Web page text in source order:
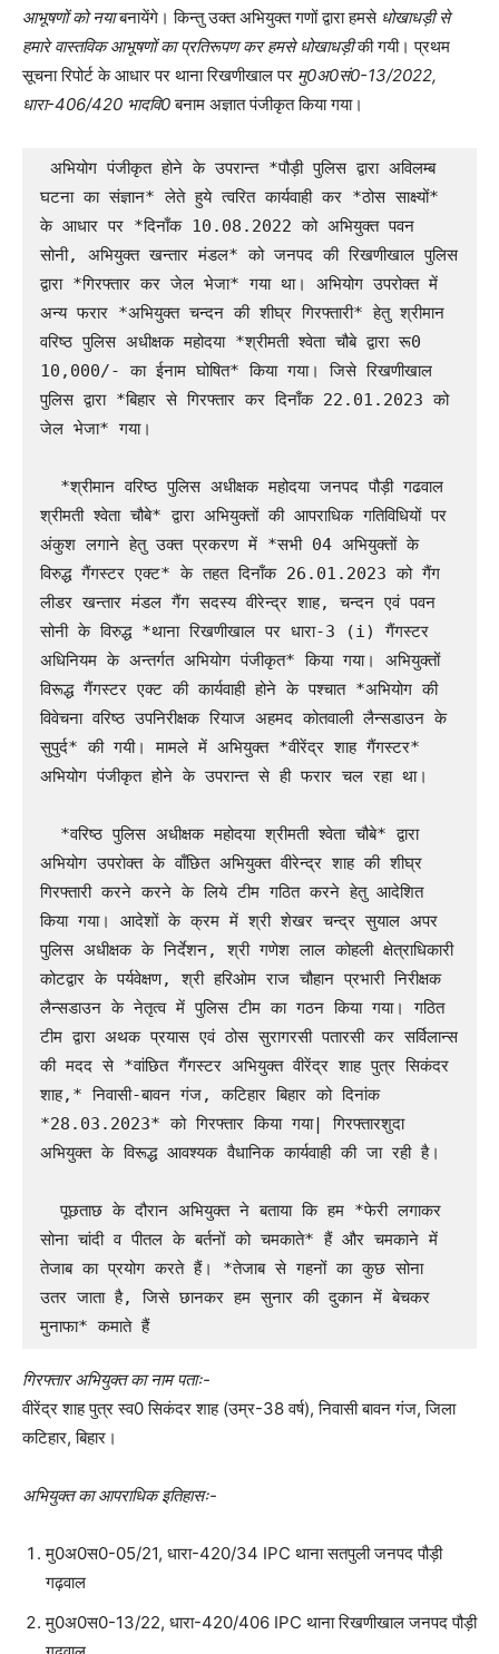
आभूषणों को नयाबनायेंगे। किन्तु उक्त अभियुक्त गणों द्वारा हमसे धोखाधड़ी से
हमारे वास्तविक आभूषणों का प्रतिरूपण कर हमसे धोखाधड़ीकी गयी। प्रथम
सूचना रिपोर्ट के आधार पर थाना रिखणीखाल पर मु0अ0सं0-13/2022,
धारा-406/420 भादवि0बनाम अज्ञात पंजीकृत किया गया।
घटना का संज्ञान* लेते हुये त्वरित कार्यवाही कर *ठोस साक्ष्यों*
के आधार पर *दिनाँक 10.08.2022 को अभियुक्त पवन
सोनी, अभियुक्त खन्तार मंडल* को जनपद की रिखणीखाल पुलिस
द्वारा *गिरफ्तार कर जेल भेजा* गया था। अभियोग उपरोक्त में
अन्य फरार *अभियुक्त चन्दन की शीघ्र गिरफ्तारी* हेतु श्रीमान
वरिष्ठ पुलिस अधीक्षक महोदया *श्रीमती श्वेता चौबे द्वारा रू0
10,000/- का ईनाम घोषित* किया गया। जिसे रिखणीखाल
पुलिस द्वारा *बिहार से गिरफ्तार कर दिनाँक 22.01.2023 को
जेल भेजा* गया।
श्रीमती श्वेता चौबे* द्वारा अभियुक्तों की आपराधिक गतिविधियों पर
अंकुश लगाने हेतु उक्त प्रकरण में *सभी 04 अभियुक्तों के
विरुद्ध गैंगस्टर एक्ट* के तहत दिनाँक 26.01.2023 को गैंग
लीडर खन्तार मंडल गैंग सदस्य वीरेन्द्र शाह, चन्दन एवं पवन
सोनी के विरुद्ध *थाना रिखणीखाल पर धारा-3 (i) गैंगस्टर
अधिनियम के अन्तर्गत अभियोग पंजीकृत* किया गया। अभियुक्तों
विरूद्ध गैंगस्टर एक्ट की कार्यवाही होने के पश्चात *अभियोग की
विवेचना वरिष्ठ उपनिरीक्षक रियाज अहमद कोतवाली लैन्सडाउन के
सुपुर्द* की गयी। मामले में अभियुक्त *वीरेंद्र शाह गैंगस्टर*
अभियोग पंजीकृत होने के उपरान्त से ही फरार चल रहा था।
अभियोग उपरोक्त के वाँछित अभियुक्त वीरेन्द्र शाह की शीघ्र
गिरफ्तारी करने करने के लिये टीम गठित करने हेतु आदेशित
किया गया। आदेशों के क्रम में श्री शेखर चन्द्र सुयाल अपर
पुलिस अधीक्षक के निर्देशन, श्री गणेश लाल कोहली क्षेत्राधिकारी
कोटद्वार के पर्यवेक्षण, श्री हरिओम राज चौहान प्रभारी निरीक्षक
लैन्सडाउन के नेतृत्व में पुलिस टीम का गठन किया गया। गठित
टीम द्वारा अथक प्रयास एवं ठोस सुरागरसी पतारसी कर सर्विलान्स
की मदद से *वांछित गैंगस्टर अभियुक्त वीरेंद्र शाह पुत्र सिकंदर
शाह,* निवासी-बावन गंज, कटिहार बिहार को दिनांक
*28.03.2023* को गिरफ्तार किया गया| गिरफ्तारशुदा
अभियुक्त के विरूद्ध आवश्यक वैधानिक कार्यवाही की जा रही है।
  पूछताछ के दौरान अभियुक्त ने बताया कि हम *फेरी लगाकर
सोना चांदी व पीतल के बर्तनों को चमकाते* हैं और चमकाने में
तेजाब का प्रयोग करते हैं। *तेजाब से गहनों का कुछ सोना
उतर जाता है, जिसे छानकर हम सुनार की दुकान में बेचकर
मुनाफा* कमाते हैं
गिरफ्तार अभियुक्त का नाम पताः-
वीरेंद्र शाह पुत्र स्व0 सिकंदर शाह (उम्र-38 वर्ष), निवासी बावन गंज, जिला
कटिहार, बिहार।
अभियुक्त का आपराधिक इतिहासः-
मु0अ0स0-05/21, धारा-420/34 IPC थाना सतपुली जनपद पौड़ी
गढ़वाल
मु0अ0स0-13/22, धारा-420/406 IPC थाना रिखणीखाल जनपद पौड़ी